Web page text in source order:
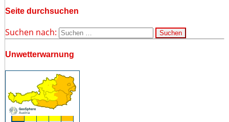
Seite durchsuchen
Suchen nach:
Unwetterwarnung